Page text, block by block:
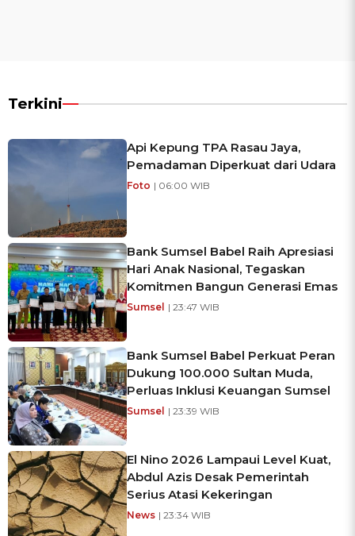
Terkini
Api Kepung TPA Rasau Jaya,
Pemadaman Diperkuat dari Udara
Foto | 06:00 WIB
Bank Sumsel Babel Raih Apresiasi
Hari Anak Nasional, Tegaskan
Komitmen Bangun Generasi Emas
Sumsel | 23:47 WIB
Bank Sumsel Babel Perkuat Peran
Dukung 100.000 Sultan Muda,
Perluas Inklusi Keuangan Sumsel
Sumsel | 23:39 WIB
El Nino 2026 Lampaui Level Kuat,
Abdul Azis Desak Pemerintah
Serius Atasi Kekeringan
News | 23:34 WIB